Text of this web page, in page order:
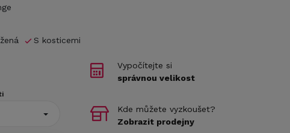
S kosticemi
Vypočítejte si
správnou velikost
Kde můžete vyzkoušet?
Zobrazit prodejny